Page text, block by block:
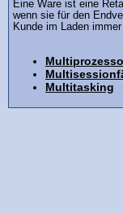
Eine Ware ist eine
wenn sie für den
Kunde im Laden
Multitasking